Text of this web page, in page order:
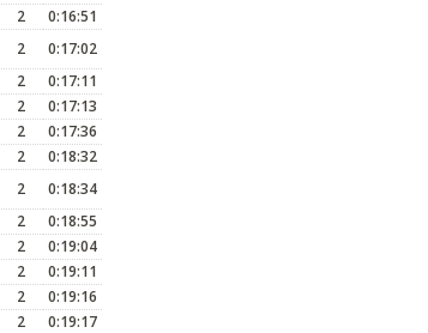
2
0:16:51
2
0:17:02
2
0:17:11
2
0:17:13
2
0:17:36
2
0:18:32
2
0:18:34
2
0:18:55
2
0:19:04
2
0:19:11
2
0:19:16
2
0:19:17